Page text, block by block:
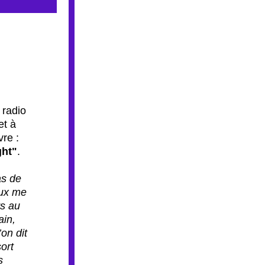
radio
à
.
de
me
au
dit